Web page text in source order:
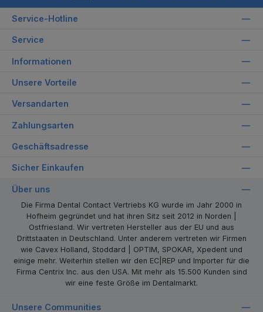
Service-Hotline
Service
Informationen
Unsere Vorteile
Versandarten
Zahlungsarten
Geschäftsadresse
Sicher Einkaufen
Über uns
Die Firma Dental Contact Vertriebs KG wurde im Jahr 2000 in
Hofheim gegründet und hat ihren Sitz seit 2012 in Norden |
Ostfriesland. Wir vertreten Hersteller aus der EU und aus
Drittstaaten in Deutschland. Unter anderem vertreten wir Firmen
wie Cavex Holland, Stoddard | OPTIM, SPOKAR, Xpedent und
einige mehr. Weiterhin stellen wir den EC|REP und Importer für die
Firma Centrix Inc. aus den USA. Mit mehr als 15.500 Kunden sind
wir eine feste Größe im Dentalmarkt.
Unsere Communities